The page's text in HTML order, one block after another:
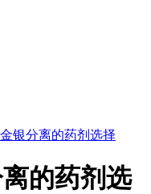
银分离的药剂选择
的药剂选